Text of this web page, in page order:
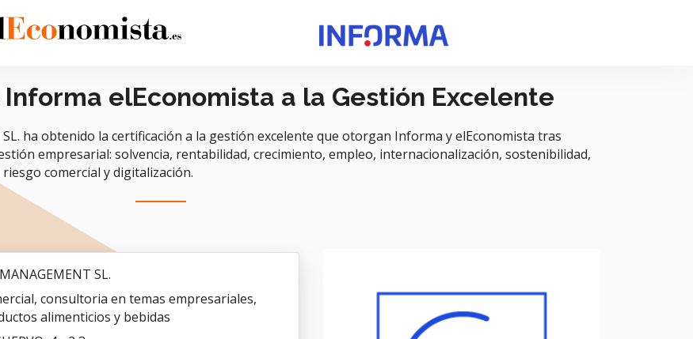
Informa elEconomista a la Gestión Excelente
SL. ha obtenido la certificación a la gestión excelente que otorgan Informa y elEconomista tras
empresarial: solvencia, rentabilidad, crecimiento, empleo, internacionalización, sostenibilidad,
comercial y digitalización.
SL.
consultoria en temas empresariales,
alimenticios y bebidas